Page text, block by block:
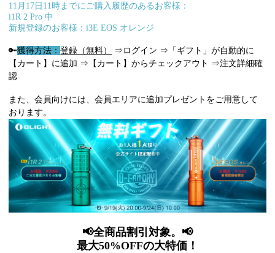
11月17日11時までにご購入履歴のあるお客様：
i1R 2 Pro 中
新規登録のお客様：i3E EOS オレンジ
🔑獲得方法：登録（無料）
⇒ログイン ⇒「ギフト」が自動的に
【カート】に追加 ⇒【カート】からチェックアウト ⇒注文詳細確
認
また、会員向けには、会員エリアに追加プレゼントをご用意して
おります。
📢全商品割引対象。📢
最大50%OFFの大特価！